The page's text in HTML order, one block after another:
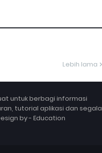
Lebih lama
untuk berbagi informasi
tutorial aplikasi dan segala
by - Education